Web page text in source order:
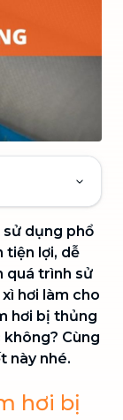
sử dụng phổ
tiện lợi, dễ
quá trình sử
hơi làm cho
hơi bị thủng
Cùng
này nhé.
hơi bị